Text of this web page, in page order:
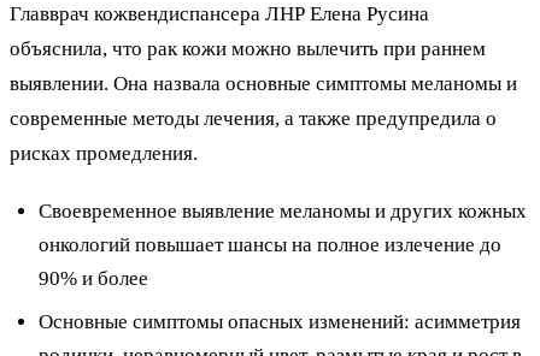
Главврач кожвендиспансера ЛНР Елена Русина
объяснила, что рак кожи можно вылечить при раннем
выявлении. Она назвала основные симптомы меланомы и
современные методы лечения, а также предупредила о
рисках промедления.
Своевременное выявление меланомы и других кожных
онкологий повышает шансы на полное излечение до
90% и более
Основные симптомы опасных изменений: асимметрия